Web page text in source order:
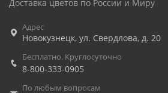
Доставка цветов по России и Миру
Адрес
Новокузнецк, ул. Свердлова, д. 20
Бесплатно. Круглосуточно
8-800-333-0905
По любым вопросам